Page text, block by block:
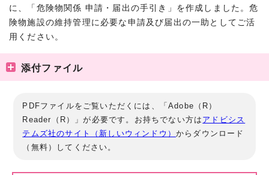
に、「危険物関係 申請・届出の手引き」を作成しました。危
険物施設の維持管理に必要な申請及び届出の一助としてご活
用ください。
添付ファイル
PDFファイルをご覧いただくには、「Adobe（R）
Reader（R）」が必要です。お持ちでない方は アドビシス
テムズ社のサイト（新しいウィンドウ）からダウンロード
（無料）してください。